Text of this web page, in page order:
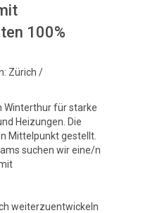
100%
Zürich /
Winterthur für starke
Heizungen. Die
Mittelpunkt gestellt.
suchen wir eine/n
weiterzuentwickeln